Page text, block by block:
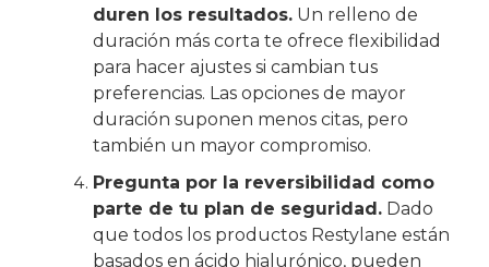
duren los resultados. Un relleno de
duración más corta te ofrece flexibilidad
para hacer ajustes si cambian tus
preferencias. Las opciones de mayor
duración suponen menos citas, pero
también un mayor compromiso.
Pregunta por la reversibilidad como
parte de tu plan de seguridad. Dado
que todos los productos Restylane están
basados en ácido hialurónico, pueden